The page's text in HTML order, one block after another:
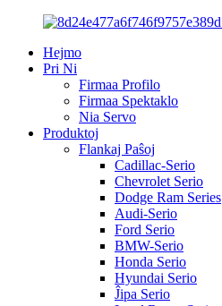
Hejmo
Pri Ni
Firmaa Profilo
Firmaa Spektaklo
Nia Servo
Produktoj
Flankaj Paŝoj
Cadillac-Serio
Chevrolet Serio
Dodge Ram Series
Audi-Serio
Ford Serio
BMW-Serio
Honda Serio
Hyundai Serio
Ĵipa Serio